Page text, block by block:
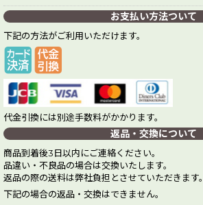
お支払い方法ついて
下記の方法がご利用いただけます。
代金引換には別途手数料がかかります。
返品・交換について
商品到着後3日以内にご連絡ください。
品違い・不良品の場合は交換いたします。
返品の際の送料は弊社負担とさせていただきます。
下記の場合の返品・交換はできません。